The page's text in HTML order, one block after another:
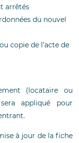
arrêtés
du nouvel
copie de l’acte de
(locataire ou
appliqué pour
à jour de la fiche